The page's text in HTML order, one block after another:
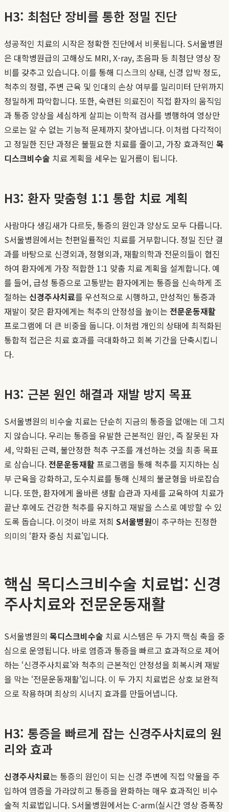
H3: 최첨단 장비를 통한 정밀 진단
성공적인 치료의 시작은 정확한 진단에서 비롯됩니다. S서울병원
은 대학병원급의 고해상도 MRI, X-ray, 초음파 등 최첨단 영상 장
비를 갖추고 있습니다. 이를 통해 디스크의 상태, 신경 압박 정도,
척추의 정렬, 주변 근육 및 인대의 손상 여부를 밀리미터 단위까지
정밀하게 파악합니다. 또한, 숙련된 의료진이 직접 환자의 움직임
과 통증 양상을 세심하게 살피는 이학적 검사를 병행하여 영상만
으로는 알 수 없는 기능적 문제까지 찾아냅니다. 이처럼 다각적이
고 정밀한 진단 과정은 불필요한 치료를 줄이고, 가장 효과적인 목
디스크비수술 치료 계획을 세우는 밑거름이 됩니다.
H3: 환자 맞춤형 1:1 통합 치료 계획
사람마다 생김새가 다르듯, 통증의 원인과 양상도 모두 다릅니다.
S서울병원에서는 천편일률적인 치료를 거부합니다. 정밀 진단 결
과를 바탕으로 신경외과, 정형외과, 재활의학과 전문의들이 협진
하여 환자에게 가장 적합한 1:1 맞춤 치료 계획을 설계합니다. 예
를 들어, 급성 통증으로 고통받는 환자에게는 통증을 신속하게 조
절하는 신경주사치료를 우선적으로 시행하고, 만성적인 통증과
재발이 잦은 환자에게는 척추의 안정성을 높이는 전문운동재활
프로그램에 더 큰 비중을 둡니다. 이처럼 개인의 상태에 최적화된
통합적 접근은 치료 효과를 극대화하고 회복 기간을 단축시킵니
다.
H3: 근본 원인 해결과 재발 방지 목표
S서울병원의 비수술 치료는 단순히 지금의 통증을 없애는 데 그치
지 않습니다. 우리는 통증을 유발한 근본적인 원인, 즉 잘못된 자
세, 약화된 근력, 불안정한 척추 구조를 개선하는 것을 최종 목표
로 삼습니다. 전문운동재활프로그램을 통해 척추를 지지하는 심
부 근육을 강화하고, 도수치료를 통해 신체의 불균형을 바로잡습
니다. 또한, 환자에게 올바른 생활 습관과 자세를 교육하여 치료가
끝난 후에도 건강한 척추를 유지하고 재발을 스스로 예방할 수 있
도록 돕습니다. 이것이 바로 저희 S서울병원이 추구하는 진정한
의미의 ‘환자 중심 치료’입니다.
핵심 목디스크비수술 치료법: 신경
주사치료와 전문운동재활
S서울병원의 목디스크비수술 치료 시스템은 두 가지 핵심 축을 중
심으로 운영됩니다. 바로 염증과 통증을 빠르고 효과적으로 제어
하는 ‘신경주사치료’와 척추의 근본적인 안정성을 회복시켜 재발
을 막는 ‘전문운동재활’입니다. 이 두 가지 치료법은 상호 보완적
으로 작용하며 최상의 시너지 효과를 만들어냅니다.
H3: 통증을 빠르게 잡는 신경주사치료의 원
리와 효과
신경주사치료는 통증의 원인이 되는 신경 주변에 직접 약물을 주
입하여 염증을 가라앉히고 통증을 완화하는 매우 효과적인 비수
술적 치료법입니다. S서울병원에서는 C-arm(실시간 영상 증폭장